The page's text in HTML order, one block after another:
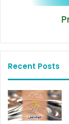
Recent Posts